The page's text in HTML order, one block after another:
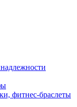
фитнес-браслеты